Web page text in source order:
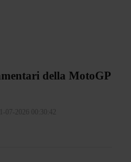
della MotoGP
07-2026 00:30:42